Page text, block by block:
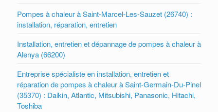
Pompes à chaleur à Saint-Marcel-Les-Sauzet (26740) :
installation, réparation, entretien
Installation, entretien et dépannage de pompes à chaleur à
Alenya (66200)
Entreprise spécialiste en installation, entretien et
réparation de pompes à chaleur à Saint-Germain-Du-Pinel
(35370) : Daikin, Atlantic, Mitsubishi, Panasonic, Hitachi,
Toshiba